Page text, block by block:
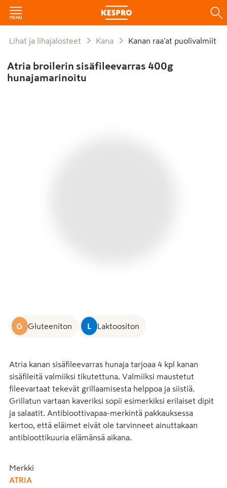
Lihat ja lihajalosteet Kana Kanan raa'at puolivalmiit
Atria broilerin sisäfileevarras 400g
hunajamarinoitu
G Gluteeniton L Laktoositon
Atria kanan sisäfileevarras hunaja tarjoaa 4 kpl kanan
sisäfileitä valmiiksi tikutettuna. Valmiiksi maustetut
fileevartaat tekevät grillaamisesta helppoa ja siistiä.
Grillatun vartaan kaveriksi sopii esimerkiksi erilaiset dipit
ja salaatit. Antibioottivapaa-merkintä pakkauksessa
kertoo, että eläimet eivät ole tarvinneet ainuttakaan
antibioottikuuria elämänsä aikana.
Merkki
ATRIA